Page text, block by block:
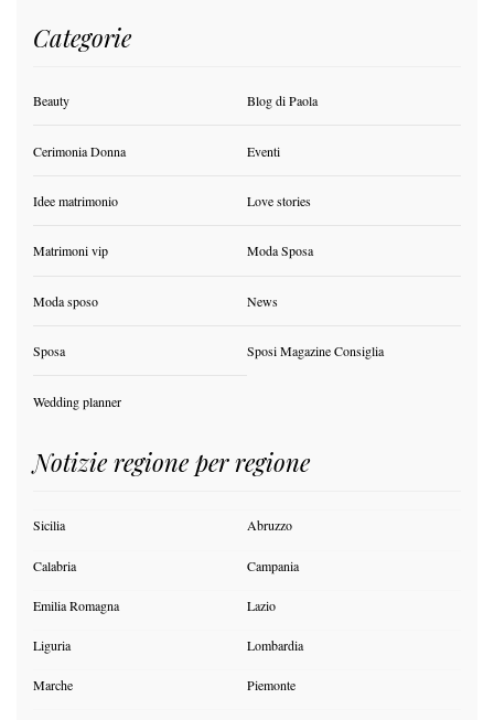
Categorie
Beauty Blog di Paola
Cerimonia Donna Eventi
Idee matrimonio Love stories
Matrimoni vip Moda Sposa
Moda sposo News
Sposa Sposi Magazine Consiglia
Wedding planner
Notizie regione per regione
Sicilia Abruzzo
Calabria Campania
Emilia Romagna Lazio
Liguria Lombardia
Marche Piemonte